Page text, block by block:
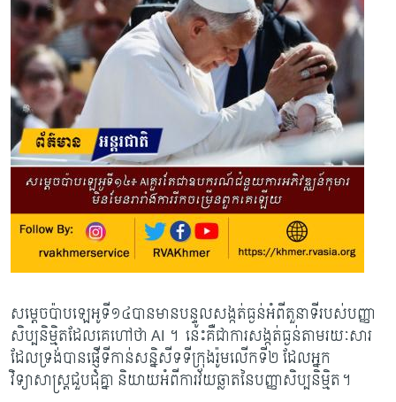
សម្តេចប៉ាបឡេអូទី១៤បានមានបន្ទូលសង្កត់ធ្ងន់អំពីតួនាទីរបស់បញ្ញា
សិប្បនិម្មិតដែលគេហៅថា AI ។ នេះគឺជាការសង្កត់ធ្ងន់តាមរយៈសារ
ដែលទ្រង់បានផ្ញើទីកាន់សន្និសីទទីក្រុងរ៉ូមលើកទី២ ដែលអ្នក
វិទ្យាសាស្រ្តជួបជុំគ្នា និយាយអំពីការវ័យឆ្លាតនៃបញ្ញាសិប្បនិម្មិត។